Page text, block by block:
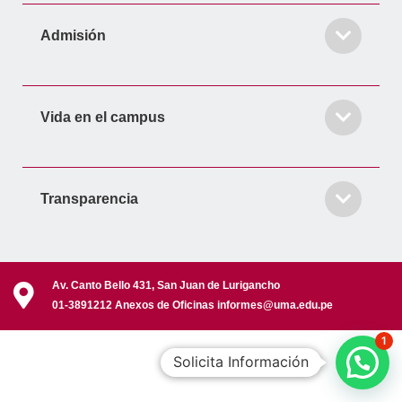
Admisión
Vida en el campus
Transparencia
Av. Canto Bello 431, San Juan de Lurigancho
01-3891212 Anexos de Oficinas informes@uma.edu.pe
1
Solicita Información